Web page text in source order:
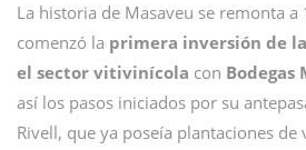
La historia de Masaveu se remonta
comenzó la primera inversión de
el sector vitivinícola con Bodegas
así los pasos iniciados por su
Rivell, que ya poseía plantaciones